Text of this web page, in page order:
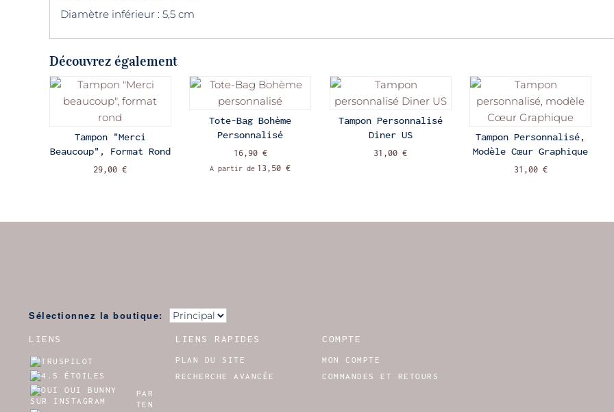
Diamètre inférieur : 5,5 cm
Découvrez également
Tampon "Merci
Beaucoup", Format Rond
29,00 €
Tote-Bag Bohème
Personnalisé
16,90 €
A partir de 13,50 €
Tampon Personnalisé
Diner US
31,00 €
Tampon Personnalisé,
Modèle Cœur Graphique
31,00 €
Sélectionnez la boutique:
LIENS
PAR
TEN
LIENS RAPIDES
PLAN DU SITE
RECHERCHE AVANCÉE
COMPTE
MON COMPTE
COMMANDES ET RETOURS